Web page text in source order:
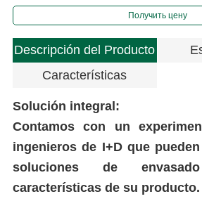
Получить цену
Descripción del Producto
Características
Solución integral:
Contamos con un
ingenieros de I+D que
soluciones de
características de su producto.